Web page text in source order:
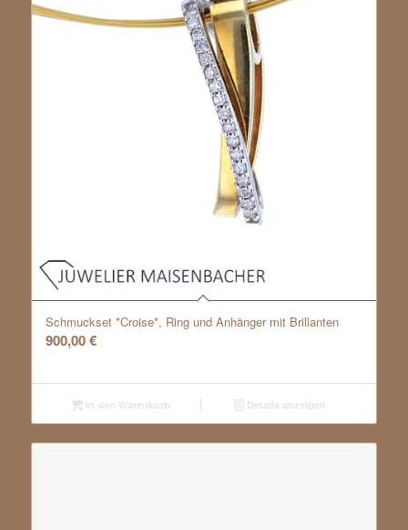
Schmuckset *Croise*, Ring und Anhänger mit Brillanten
900,00€
In den Warenkorb Details anzeigen